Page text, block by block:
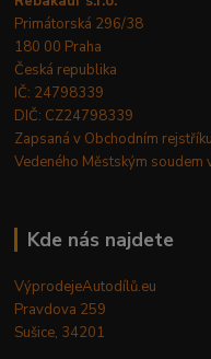
Primátorská 296/38
180 00 Praha
Česká republika
IČ: 24798339
DIČ: CZ24798339
Zapsaná v Obchodním
Vedeného Městským
Kde nás najdete
VýprodejeAutodílů.eu
Pravdova 259
Sušice, 34201